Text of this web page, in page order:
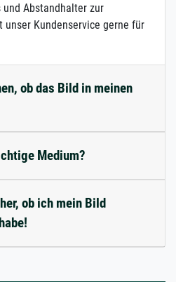
Abstandhalter zur
unser Kundenservice gerne für
ob das Bild in meinen
Medium?
ob ich mein Bild